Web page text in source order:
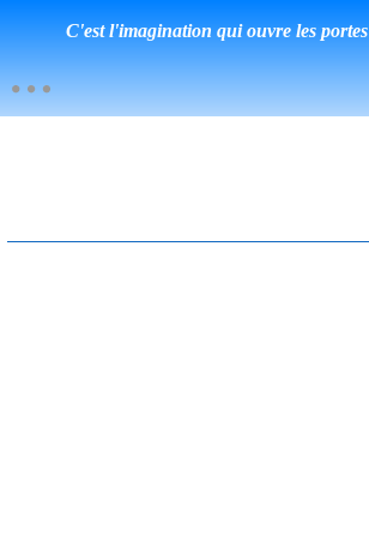
C'est l'imagination qui ouvre les portes